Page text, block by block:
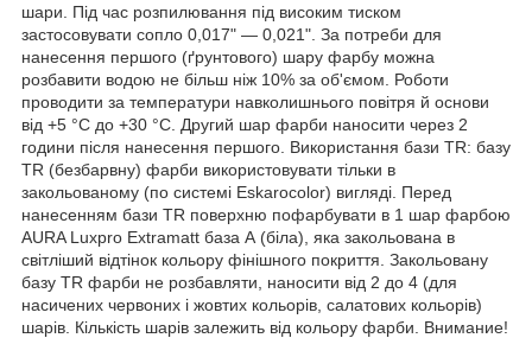
шари. Під час розпилювання під високим тиском
застосовувати сопло 0,017" — 0,021". За потреби для
нанесення першого (ґрунтового) шару фарбу можна
розбавити водою не більш ніж 10% за об'ємом. Роботи
проводити за температури навколишнього повітря й основи
від +5 °C до +30 °C. Другий шар фарби наносити через 2
години після нанесення першого. Використання бази TR: базу
TR (безбарвну) фарби використовувати тільки в
закольованому (по системі Eskarocolor) вигляді. Перед
нанесенням бази TR поверхню пофарбувати в 1 шар фарбою
AURA Luxpro Extramatt база А (біла), яка закольована в
світліший відтінок кольору фінішного покриття. Закольовану
базу TR фарби не розбавляти, наносити від 2 до 4 (для
насичених червоних і жовтих кольорів, салатових кольорів)
шарів. Кількість шарів залежить від кольору фарби. Внимание!